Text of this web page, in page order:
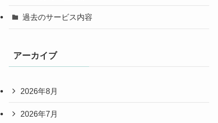
過去のサービス内容
アーカイブ
2026年8月
2026年7月